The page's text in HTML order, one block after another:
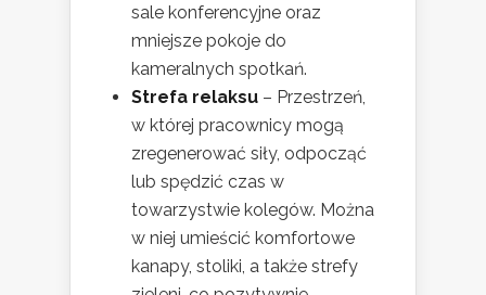
sale konferencyjne oraz
mniejsze pokoje do
kameralnych spotkań.
Strefa relaksu – Przestrzeń,
w której pracownicy mogą
zregenerować siły, odpocząć
lub spędzić czas w
towarzystwie kolegów. Można
w niej umieścić komfortowe
kanapy, stoliki, a także strefy